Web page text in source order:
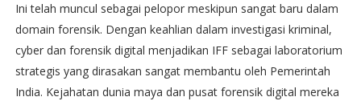
Ini telah muncul sebagai pelopor meskipun sangat baru dalam
domain forensik. Dengan keahlian dalam investigasi kriminal,
cyber dan forensik digital menjadikan IFF sebagai laboratorium
strategis yang dirasakan sangat membantu oleh Pemerintah
India. Kejahatan dunia maya dan pusat forensik digital mereka